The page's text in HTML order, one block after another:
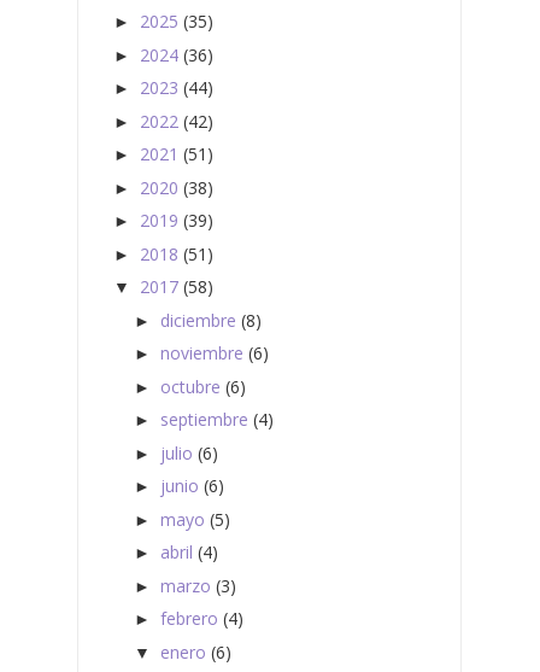
► 2025 (35)
► 2024 (36)
► 2023 (44)
► 2022 (42)
► 2021 (51)
► 2020 (38)
► 2019 (39)
► 2018 (51)
▼ 2017 (58)
► diciembre (8)
► noviembre (6)
► octubre (6)
► septiembre (4)
► julio (6)
► junio (6)
► mayo (5)
► abril (4)
► marzo (3)
► febrero (4)
▼ enero (6)